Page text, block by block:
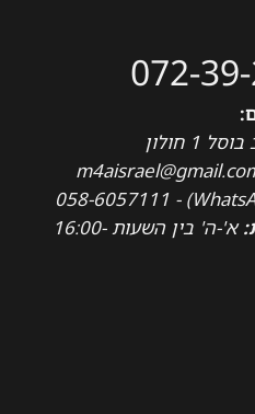
072-
חולון
א'-ה' בין השעות 16:00-